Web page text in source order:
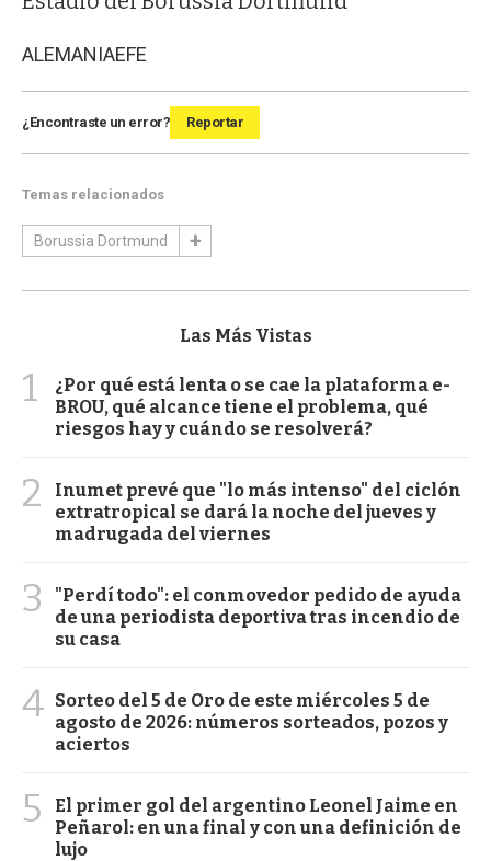
ALEMANIAEFE
¿Encontraste un error? Reportar
Temas relacionados
Borussia Dortmund
Las Más Vistas
1
¿Por qué está lenta o se cae la plataforma e-
BROU, qué alcance tiene el problema, qué
riesgos hay y cuándo se resolverá?
2
Inumet prevé que "lo más intenso" del ciclón
extratropical se dará la noche del jueves y
madrugada del viernes
3
"Perdí todo": el conmovedor pedido de ayuda
de una periodista deportiva tras incendio de
su casa
4 Sorteo del 5 de Oro de este miércoles 5 de
agosto de 2026: números sorteados, pozos y
aciertos
5
El primer gol del argentino Leonel Jaime en
Peñarol: en una final y con una definición de
lujo